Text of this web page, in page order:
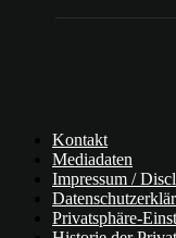
Kontakt
Mediadaten
Impressum /
Privatsphäre-